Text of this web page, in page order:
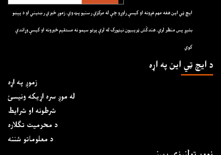
ايچ ټي اين هغه مهم غږونه او کيسې راوړو چې له مرکزي رسنيو پټ وي. زموږ خبري رښتيني او د پېښو
بشپړ پس منظر لري. هندکُش ټريبيون نيټورک له لرې پرتو سيمو نه مستقيم خبرونه او کيسې وړاندې
کوي
د ايچ ټي اين په اړه
زموږ په اړه
له موږ سره اړیکه ونیسئ
شرطونه او شرایط
د محرمیت تګلاره
د معلوماتو شننه